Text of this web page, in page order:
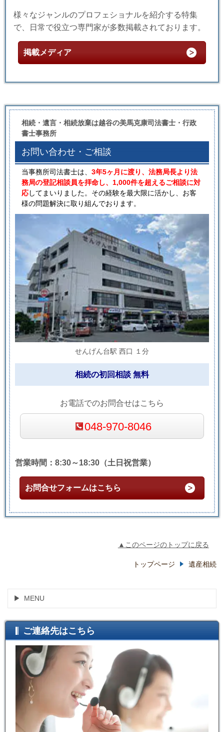
様々なジャンルのプロフェショナルを紹介する特集
で、日常で役立つ専門家が多数掲載されております。
掲載メディア
相続・遺言・相続放棄は越谷の美馬克康司法書士・行政
書士事務所
お問い合わせ・ご相談
当事務所司法書士は、 3年5ヶ月に渡り、法務局長より法
務局の登記相談員を拝命し、1,000件を超えるご相談に対
応してまいりました。その経験を最大限に活かし、お客
様の問題解決に取り組んでおります。
せんげん台駅 西口 １分
相続の初回相談 無料
お電話でのお問合せはこちら
048-970-8046
営業時間：8:30～18:30（土日祝営業）
お問合せフォームはこちら
▲このページのトップに戻る
トップページ 遺産相続
MENU
ご連絡先はこちら